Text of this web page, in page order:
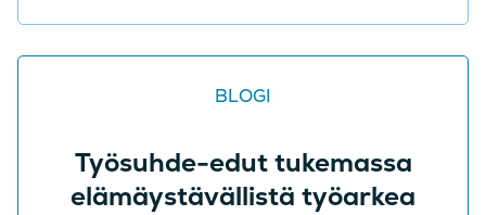
BLOGI
Työsuhde-edut tukemassa
elämäystävällistä työarkea